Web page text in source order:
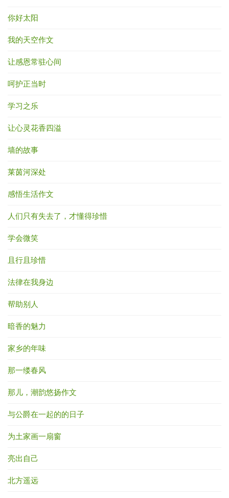
你好太阳
我的天空作文
让感恩常驻心间
呵护正当时
学习之乐
让心灵花香四溢
墙的故事
莱茵河深处
感悟生活作文
人们只有失去了，才懂得珍惜
学会微笑
且行且珍惜
法律在我身边
帮助别人
暗香的魅力
家乡的年味
那一缕春风
那儿，潮韵悠扬作文
与公爵在一起的的日子
为土家画一扇窗
亮出自己
北方遥远